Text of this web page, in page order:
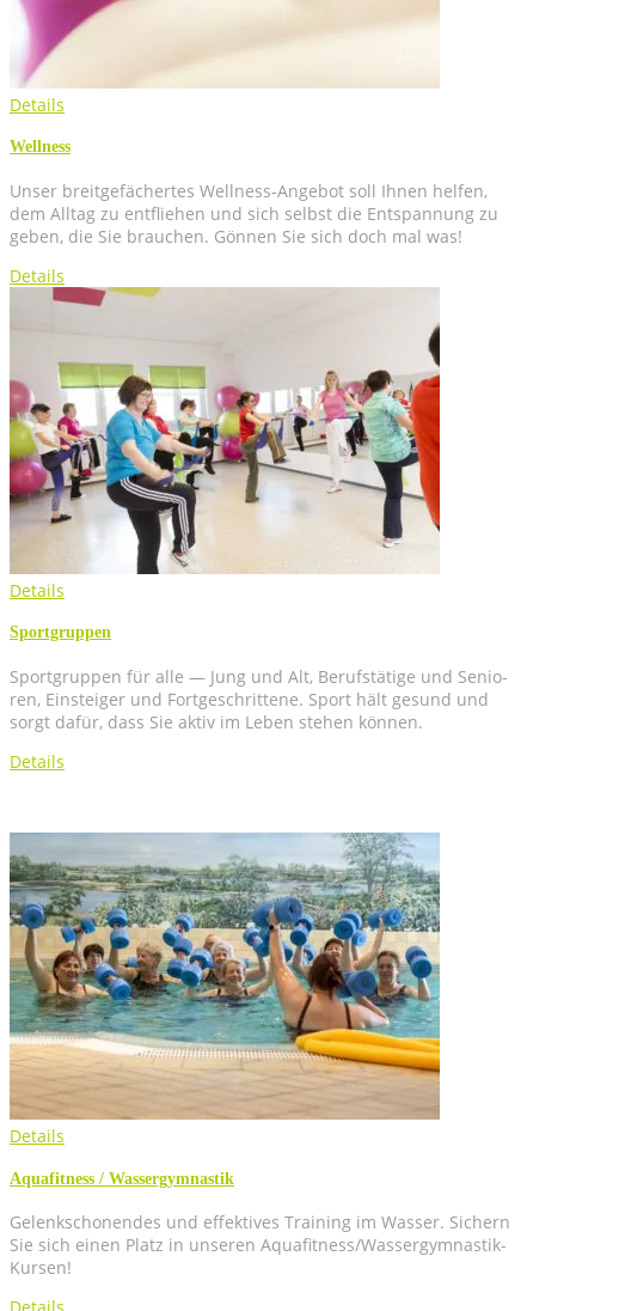
Details
Well­ness
Unser breit­ge­fä­cher­tes Well­ness-Ange­bot soll Ihnen hel­fen,
dem All­tag zu ent­flie­hen und sich selbst die Ent­span­nung zu
geben, die Sie brau­chen. Gön­nen Sie sich doch mal was!
Details
Details
Sport­grup­pen
Sport­grup­pen für alle — Jung und Alt, Berufs­tä­ti­ge und Senio­
ren, Ein­stei­ger und Fort­ge­schrit­te­ne. Sport hält gesund und
sorgt dafür, dass Sie aktiv im Leben ste­hen können.
Details
Details
Aqua­fit­ness / Wassergymnastik
Gelenk­scho­nen­des und effek­ti­ves Trai­ning im Was­ser. Sichern
Sie sich einen Platz in unse­ren Aqua­fit­ness/­Was­ser­gym­nas­tik-
Kur­sen!